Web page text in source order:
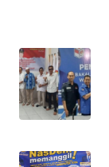
WN
KEPRI